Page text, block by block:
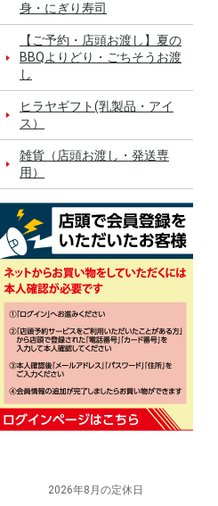
身・にぎり寿司
【ご予約・店頭お渡し】夏の
BBQよりどり・ごちそうお渡
し
ヒラヤギフト(乳製品・アイ
ス）
雑貨（店頭お渡し・発送専
用）
2026年8月の定休日